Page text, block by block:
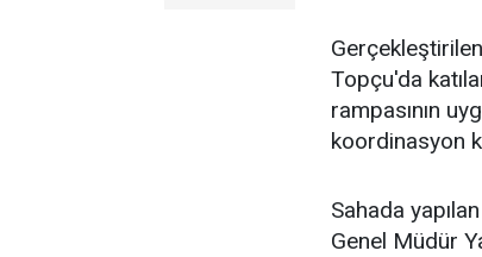
Topçu'da
rampasının
koordinasyon
Sahada
Genel Müdür